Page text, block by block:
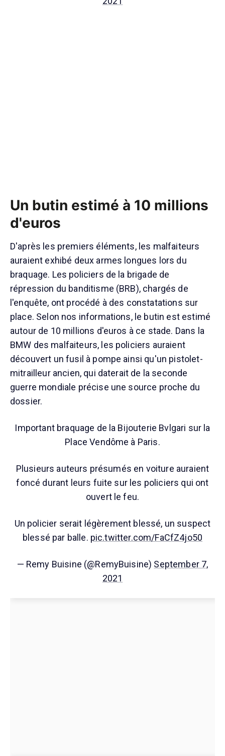
Un butin estimé à 10 millions
d'euros
D'après les premiers éléments, les malfaiteurs
auraient exhibé deux armes longues lors du
braquage. Les policiers de la brigade de
répression du banditisme (BRB), chargés de
l'enquête, ont procédé à des constatations sur
place. Selon nos informations, le butin est estimé
autour de 10 millions d'euros à ce stade. Dans la
BMW des malfaiteurs, les policiers auraient
découvert un fusil à pompe ainsi qu'un pistolet-
mitrailleur ancien, qui daterait de la seconde
guerre mondiale précise une source proche du
dossier.
Important braquage de la Bijouterie Bvlgari sur la
Place Vendôme à Paris.
Plusieurs auteurs présumés en voiture auraient
foncé durant leurs fuite sur les policiers qui ont
ouvert le feu.
Un policier serait légèrement blessé, un suspect
blessé par balle. pic.twitter.com/FaCfZ4jo50
— Remy Buisine (@RemyBuisine) September 7,
2021